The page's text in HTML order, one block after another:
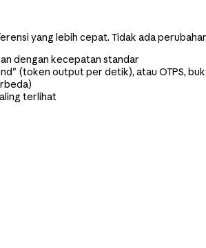
yang lebih cepat. Tidak ada
dengan kecepatan standar
(token output per detik), atau OTPS,
terlihat